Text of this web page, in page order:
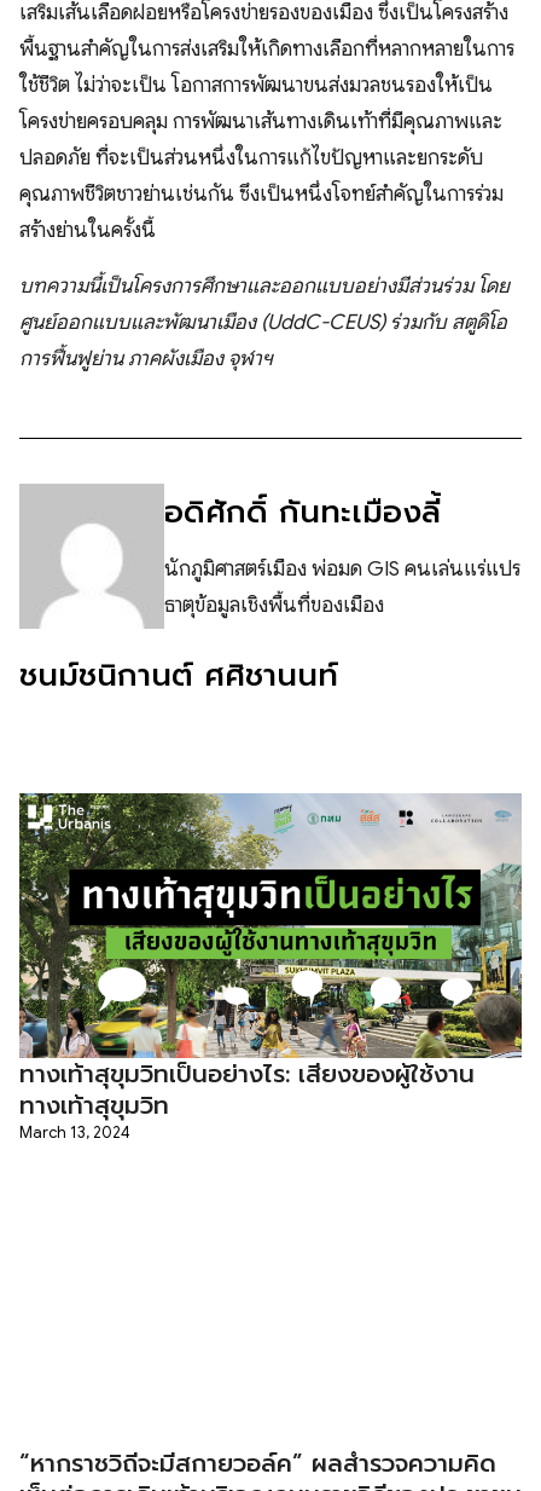
เสริมเส้นเลือดฝอยหรือโครงข่ายรองของเมือง ซึ่งเป็นโครงสร้าง
พื้นฐานสำคัญในการส่งเสริมให้เกิดทางเลือกที่หลากหลายในการ
ใช้ชีวิต ไม่ว่าจะเป็น โอกาสการพัฒนาขนส่งมวลชนรองให้เป็น
โครงข่ายครอบคลุม การพัฒนาเส้นทางเดินเท้าที่มีคุณภาพและ
ปลอดภัย ที่จะเป็นส่วนหนึ่งในการแก้ไขปัญหาและยกระดับ
คุณภาพชีวิตชาวย่านเช่นกัน ซึงเป็นหนึ่งโจทย์สำคัญในการร่วม
สร้างย่านในครั้งนี้
บทความนี้เป็นโครงการศึกษาและออกแบบอย่างมีส่วนร่วม โดย
ศูนย์ออกแบบและพัฒนาเมือง (UddC-CEUS) ร่วมกับ สตูดิโอ
การฟื้นฟูย่าน ภาคผังเมือง จุฬาฯ
อดิศักดิ์ กันทะเมืองลี้
นักภูมิศาสตร์เมือง พ่อมด GIS คนเล่นแร่แปร
ธาตุข้อมูลเชิงพื้นที่ของเมือง
ชนม์ชนิกานต์ ศศิชานนท์
ทางเท้าสุขุมวิทเป็นอย่างไร: เสียงของผู้ใช้งาน
ทางเท้าสุขุมวิท
March 13, 2024
“หากราชวิถีจะมีสกายวอล์ค” ผลสำรวจความคิด